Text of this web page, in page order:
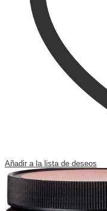
Añadir a la lista de deseos